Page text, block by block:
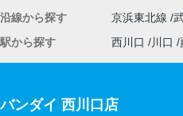
沿線から探す
京浜東北線
駅から探す
西川口 川口
バンダイ 西川口店